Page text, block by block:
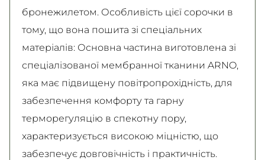
бронежилетом. Особливість цієї сорочки в
тому, що вона пошита зі спеціальних
матеріалів: Основна частина виготовлена зі
спеціалізованої мембранної тканини ARNO,
яка має підвищену повітропрохідність, для
забезпечення комфорту та гарну
терморегуляцію в спекотну пору,
характеризується високою міцністю, що
забезпечує довговічність і практичність.